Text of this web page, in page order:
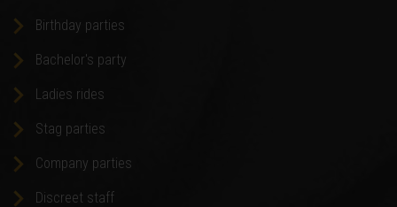
Birthday parties
Bachelor's party
Ladies rides
Stag parties
Company parties
Discreet staff